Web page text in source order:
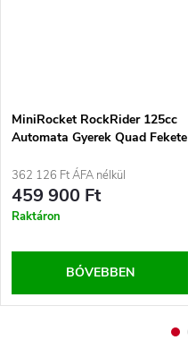
MiniRocket RockRider 125cc
Automata Gyerek Quad Fekete
362 126 Ft ÁFA nélkül
459 900 Ft
Raktáron
BŐVEBBEN